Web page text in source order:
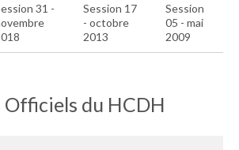
31 -
Session 17
- octobre
2013
Session
05 - mai
2009
du HCDH